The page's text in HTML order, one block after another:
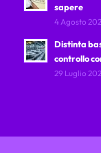
sapere
4 Agosto
Distinta
controllo
29 Luglio